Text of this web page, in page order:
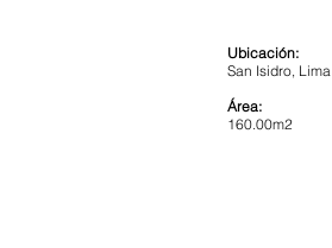
Ubicación:
San Isidro, Lima
Área:
160.00m2